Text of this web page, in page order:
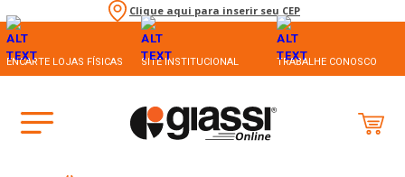
Clique aqui para inserir seu CEP
ENCARTE LOJAS FÍSICAS SITE INSTITUCIONAL TRABALHE CONOSCO